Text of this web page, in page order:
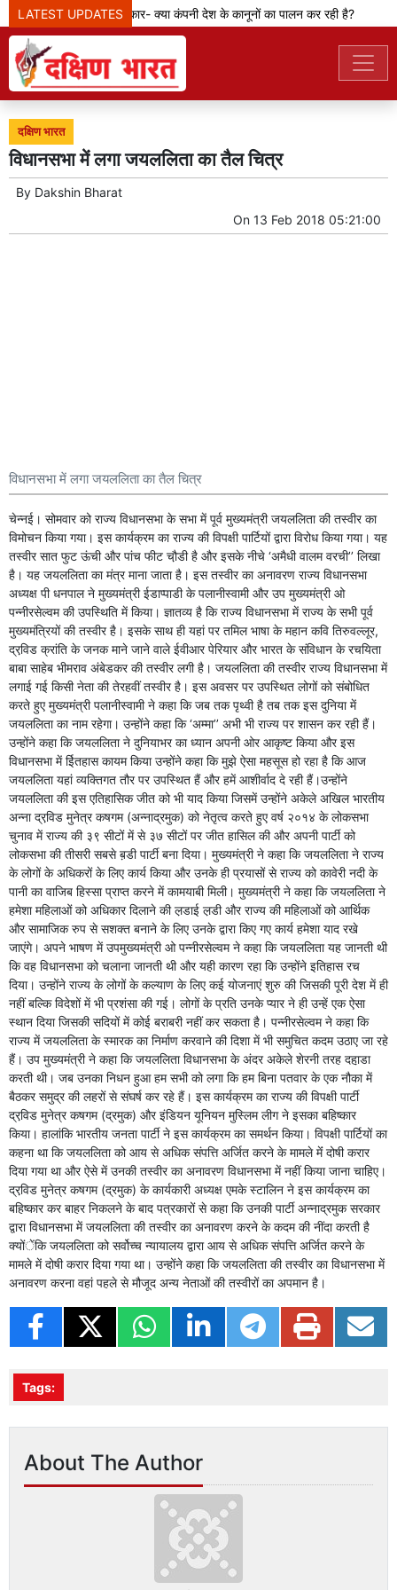
LATEST UPDATES
मेटा टीम से पूछ रही सरकार- क्या कंपनी देश के कानूनों का पालन कर रही है?
दक्षिण भारत
विधानसभा में लगा जयललिता का तैल चित्र
By Dakshin Bharat
On 13 Feb 2018 05:21:00
विधानसभा में लगा जयललिता का तैल चित्र
चेन्नई। सोमवार को राज्य विधानसभा के सभा में पूर्व मुख्यमंत्री जयललिता की तस्वीर का
विमोचन किया गया। इस कार्यक्रम का राज्य की विपक्षी पार्टियों द्वारा विरोध किया गया। यह
तस्वीर सात फुट ऊंची और पांच फीट चौ़डी है और इसके नीचे ‘अमैधी वालम वरची’’ लिखा
है। यह जयललिता का मंत्र माना जाता है। इस तस्वीर का अनावरण राज्य विधानसभा
अध्यक्ष पी धनपाल ने मुख्यमंत्री ईडाप्पाडी के पलानीस्वामी और उप मुख्यमंत्री ओ
पन्नीरसेल्वम की उपस्थिति में किया। ज्ञातव्य है कि राज्य विधानसभा में राज्य के सभी पूर्व
मुख्यमंत्रियों की तस्वीर है। इसके साथ ही यहां पर तमिल भाषा के महान कवि तिरुवल्लूर,
द्रवि़ड क्रांति के जनक माने जाने वाले ईवीआर पेरियार और भारत के संविधान के रचयिता
बाबा साहेब भीमराव अंबेडकर की तस्वीर लगी है। जयललिता की तस्वीर राज्य विधानसभा में
लगाई गई किसी नेता की तेरहवीं तस्वीर है। इस अवसर पर उपस्थित लोगों को संबोधित
करते हुए मुख्यमंत्री पलानीस्वामी ने कहा कि जब तक पृथ्वी है तब तक इस दुनिया में
जयललिता का नाम रहेगा। उन्होंने कहा कि ‘अम्मा’’ अभी भी राज्य पर शासन कर रही हैं।
उन्होंने कहा कि जयललिता ने दुनियाभर का ध्यान अपनी ओर आकृष्ट किया और इस
विधानसभा में ईितहास कायम किया उन्होंने कहा कि मुझे ऐसा महसूस हो रहा है कि आज
जयललिता यहां व्यक्तिगत तौर पर उपस्थित हैं और हमें आशीर्वाद दे रही हैं।उन्होंने
जयललिता की इस एतिहासिक जीत को भी याद किया जिसमें उन्होंने अकेले अखिल भारतीय
अन्ना द्रवि़ड मुनेत्र कषगम (अन्नाद्रमुक) को नेतृत्व करते हुए वर्ष २०१४ के लोकसभा
चुनाव में राज्य की ३९ सीटों में से ३७ सीटों पर जीत हासिल की और अपनी पार्टी को
लोकसभा की तीसरी सबसे ब़डी पार्टी बना दिया। मुख्यमंत्री ने कहा कि जयललिता ने राज्य
के लोगों के अधिकरों के लिए कार्य किया और उनके ही प्रयासों से राज्य को कावेरी नदी के
पानी का वाजिब हिस्सा प्राप्त करने में कामयाबी मिली। मुख्यमंत्री ने कहा कि जयललिता ने
हमेशा महिलाओं को अधिकार दिलाने की ल़डाई ल़डी और राज्य की महिलाओं को आर्थिक
और सामाजिक रुप से सशक्त बनाने के लिए उनके द्वारा किए गए कार्य हमेशा याद रखे
जाएंगे। अपने भाषण में उपमुख्यमंत्री ओ पन्नीरसेल्वम ने कहा कि जयललिता यह जानती थी
कि वह विधानसभा को चलाना जानती थी और यही कारण रहा कि उन्होंने इतिहास रच
दिया। उन्होंने राज्य के लोगों के कल्याण के लिए कई योजनाएं शुरु की जिसकी पूरी देश में ही
नहीं बल्कि विदेशों में भी प्रशंसा की गई। लोगों के प्रति उनके प्यार ने ही उन्हें एक ऐसा
स्थान दिया जिसकी सदियों में कोई बराबरी नहीं कर सकता है। पन्नीरसेल्वम ने कहा कि
राज्य में जयललिता के स्मारक का निर्माण करवाने की दिशा में भी समुचित कदम उठाए जा रहे
हैं। उप मुख्यमंत्री ने कहा कि जयललिता विधानसभा के अंदर अकेले शेरनी तरह दहा़डा
करती थी। जब उनका निधन हुआ हम सभी को लगा कि हम बिना पतवार के एक नौका में
बैठकर समुद्र की लहरों से संघर्ष कर रहे हैं। इस कार्यक्रम का राज्य की विपक्षी पार्टी
द्रवि़ड मुनेत्र कषगम (द्रमुक) और इंडियन यूनियन मुस्लिम लीग ने इसका बहिष्कार
किया। हालांकि भारतीय जनता पार्टी ने इस कार्यक्रम का समर्थन किया। विपक्षी पार्टियों का
कहना था कि जयललिता को आय से अधिक संपत्ति अर्जित करने के मामले मेंं दोषी करार
दिया गया था और ऐसे में उनकी तस्वीर का अनावरण विधानसभा में नहीं किया जाना चाहिए।
द्रवि़ड मुनेत्र कषगम (द्रमुक) के कार्यकारी अध्यक्ष एमके स्टालिन ने इस कार्यक्रम का
बहिष्कार कर बाहर निकलने के बाद पत्रकारों से कहा कि उनकी पार्टी अन्नाद्रमुक सरकार
द्वारा विधानसभा में जयललिता की तस्वीर का अनावरण करने के कदम की नींदा करती है
क्योंेंकि जयललिता को सर्वोच्च न्यायालय द्वारा आय से अधिक संपत्ति अर्जित करने के
मामले में दोषी करार दिया गया था। उन्होंने कहा कि जयललिता की तस्वीर का विधानसभा में
अनावरण करना वहां पहले से मौजूद अन्य नेताओं की तस्वीरों का अपमान है।
Tags:
About The Author